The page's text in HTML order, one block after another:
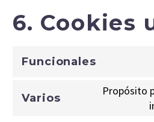
6. Cookies
Funcionales
Varios
Propósito